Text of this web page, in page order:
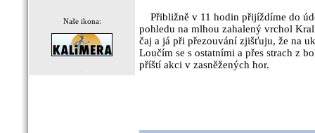
Naše ikona:
Přibližně v 11 hodin přijíždíme do
pohledu na mlhou zahalený vrchol
čaj a já při přezouvání zjišťuju, že na
Loučím se s ostatními a přes strach z
příští akci v zasněžených hor.